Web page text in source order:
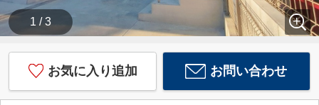
1 / 3
お気に入り追加 お問い合わせ